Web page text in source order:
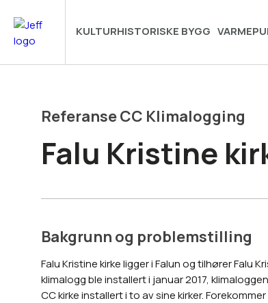
KULTURHISTORISKE BYGG
Referanse CC Klimalogging
Falu Kristine
Bakgrunn og problemstilling
Falu Kristine kirke ligger i Falun og tilhører Falu
klimalogg ble installert i januar 2017,
CC kirke installert i to av sine kirker.